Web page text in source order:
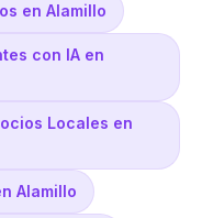
en Alamillo
con IA en
Locales en
Alamillo